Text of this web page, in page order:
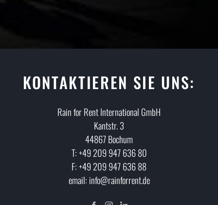
KONTAKTIEREN SIE UNS:
Rain for Rent International GmbH
Kantstr. 3
44867 Bochum
T: +49 209 947 636 80
F: +49 209 947 636 88
email: info@rainforrent.de